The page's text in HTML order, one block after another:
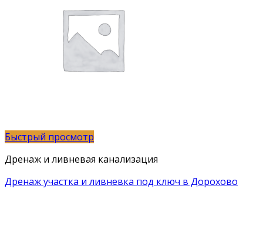
Быстрый просмотр
Дренаж и ливневая канализация
Дренаж участка и ливневка под ключ в Дорохово